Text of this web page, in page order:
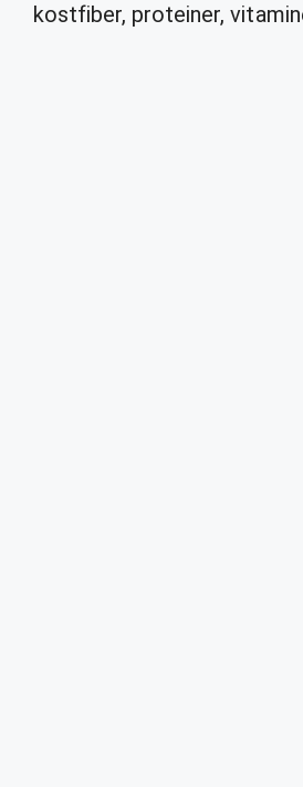
kostfiber, proteiner,